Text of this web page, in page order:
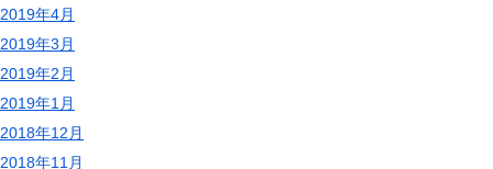
2019年4月
2019年3月
2019年2月
2019年1月
2018年12月
2018年11月